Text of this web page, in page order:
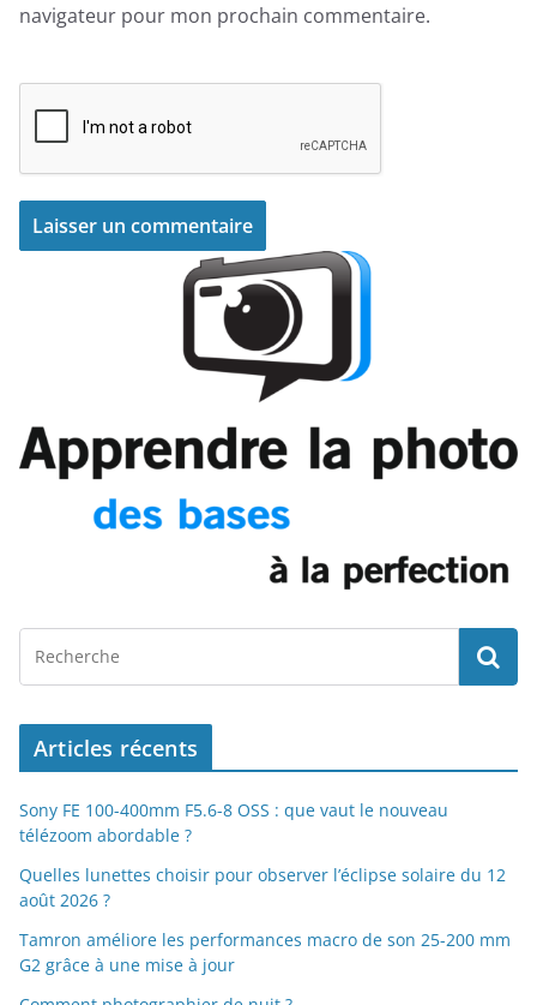
navigateur pour mon prochain commentaire.
Articles récents
Sony FE 100-400mm F5.6-8 OSS : que vaut le nouveau
télézoom abordable ?
Quelles lunettes choisir pour observer l’éclipse solaire du 12
août 2026 ?
Tamron améliore les performances macro de son 25-200 mm
G2 grâce à une mise à jour